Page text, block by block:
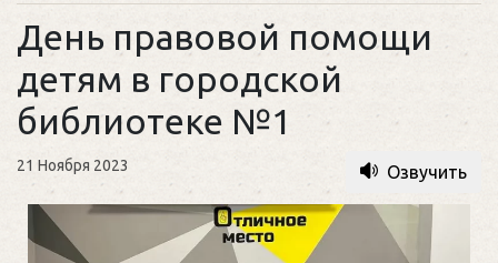
День правовой помощи
детям в городской
библиотеке №1
21 Ноября 2023 Озвучить